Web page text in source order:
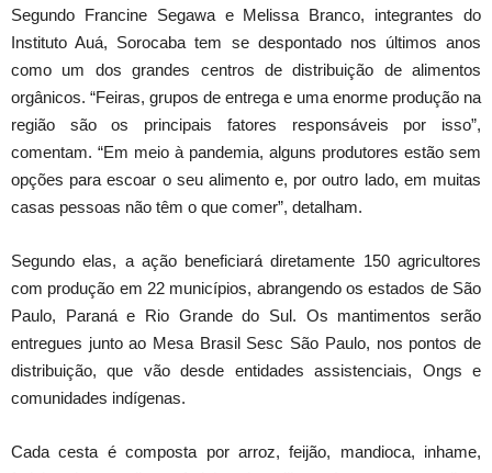
Segundo Francine Segawa e Melissa Branco, integrantes do
Instituto Auá, Sorocaba tem se despontado nos últimos anos
como um dos grandes centros de distribuição de alimentos
orgânicos. “Feiras, grupos de entrega e uma enorme produção na
região são os principais fatores responsáveis por isso”,
comentam. “Em meio à pandemia, alguns produtores estão sem
opções para escoar o seu alimento e, por outro lado, em muitas
casas pessoas não têm o que comer”, detalham.
Segundo elas, a ação beneficiará diretamente 150 agricultores
com produção em 22 municípios, abrangendo os estados de São
Paulo, Paraná e Rio Grande do Sul. Os mantimentos serão
entregues junto ao Mesa Brasil Sesc São Paulo, nos pontos de
distribuição, que vão desde entidades assistenciais, Ongs e
comunidades indígenas.
Cada cesta é composta por arroz, feijão, mandioca, inhame,